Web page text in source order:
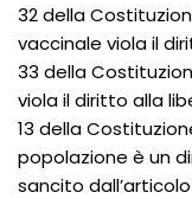
32 della
vaccinale viola il
33 della
viola il diritto alla
13 della
popolazione è un
sancito